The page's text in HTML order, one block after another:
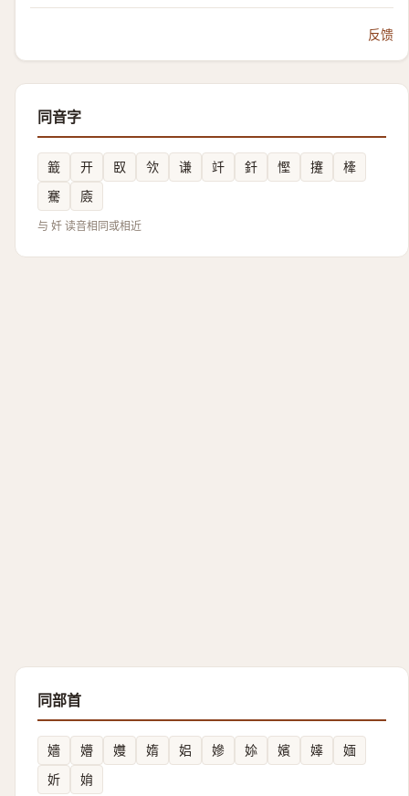
反馈
同音字
籖 开 臤 欦 谦 竏 釺 慳 攓
㯠
騫
㢛
与 奷 读音相同或相近
同部首
嬙 㜴 孇 媠 㛎 㜗 㛋 嬪 嫴
媔
妡
姢